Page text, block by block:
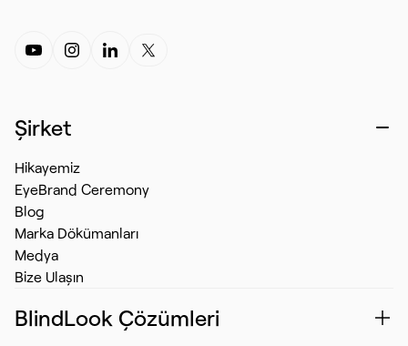
Şirket
Hikayemiz
EyeBrand Ceremony
Blog
Marka Dökümanları
Medya
Bize Ulaşın
BlindLook Çözümleri